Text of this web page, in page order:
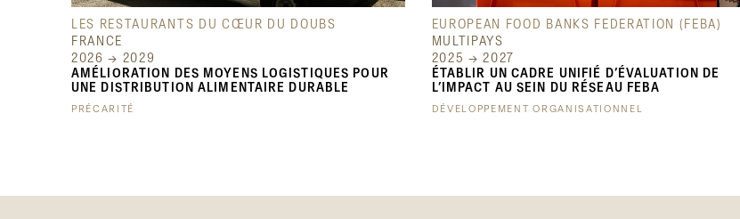
LES RESTAURANTS DU CŒUR DU DOUBS
FRANCE
2026 → 2029
AMÉLIORATION DES MOYENS LOGISTIQUES POUR
UNE DISTRIBUTION ALIMENTAIRE DURABLE
PRÉCARITÉ
EUROPEAN FOOD BANKS FEDERATION (FEBA)
MULTIPAYS
2025 → 2027
ÉTABLIR UN CADRE UNIFIÉ D’ÉVALUATION DE
L’IMPACT AU SEIN DU RÉSEAU FEBA
DÉVELOPPEMENT ORGANISATIONNEL